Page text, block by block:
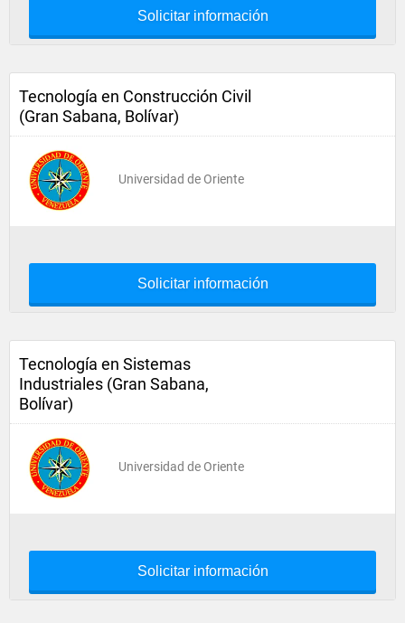
Solicitar información
Tecnología en Construcción Civil
(Gran Sabana, Bolívar)
Universidad de Oriente
Solicitar información
Tecnología en Sistemas
Industriales (Gran Sabana,
Bolívar)
Universidad de Oriente
Solicitar información